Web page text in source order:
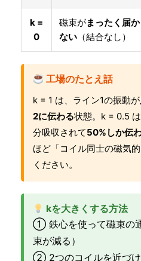
k =
0
磁束がまったく届か
ない （結合なし）
工場のたとえ話
k = 1 は、ライン1の振動が
2に伝わる状態。k = 0.5
分吸収されて50%しか伝
ほど「コイル同士の磁気
ください。
kを大きくする方法
① 鉄心を使って磁束の
束が減る）
② 2つのコイルを近づ